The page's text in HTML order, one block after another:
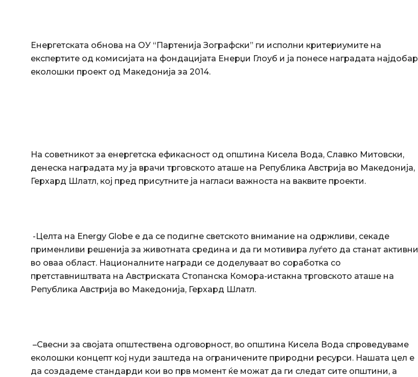
Енергетската обнова на ОУ “Партенија Зографски” ги исполни критериумите на
експертите од комисијата на фондацијата Енерџи Глоуб и ја понесе наградата најдобар
еколошки проект од Македонија за 2014.
На советникот за енергетска ефикасност од општина Кисела Вода, Славко Митовски,
денеска наградата му ја врачи трговското аташе на Република Австрија во Македонија,
Герхард Шлатл, кој пред присутните ја нагласи важноста на ваквите проекти.
-Целта на Energy Globe е да се подигне светското внимание на одржливи, секаде
применливи решенија за животната средина и да ги мотивира луѓето да станат активни
во оваа област. Националните награди се доделуваат во соработка со
претставништвата на Австриската Стопанска Комора-истакна трговското аташе на
Република Австрија во Македонија, Герхард Шлатл.
–Свесни за својата општествена одговорност, во општина Кисела Вода спроведуваме
еколошки концепт кој нуди заштеда на ограничените природни ресурси. Нашата цел е
да создадеме стандарди кои во прв момент ќе можат да ги следат сите општини, а